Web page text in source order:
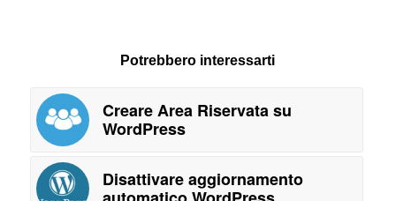
Potrebbero interessarti
Creare Area Riservata su
WordPress
Disattivare aggiornamento